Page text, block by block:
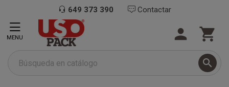
649 373 390 Contactar

 
MENU